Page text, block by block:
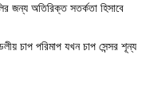
জন্য অতিরিক্ত সতর্কতা হিসাবে
চাপ পরিমাপ যখন চাপ সেন্সর শূন্য